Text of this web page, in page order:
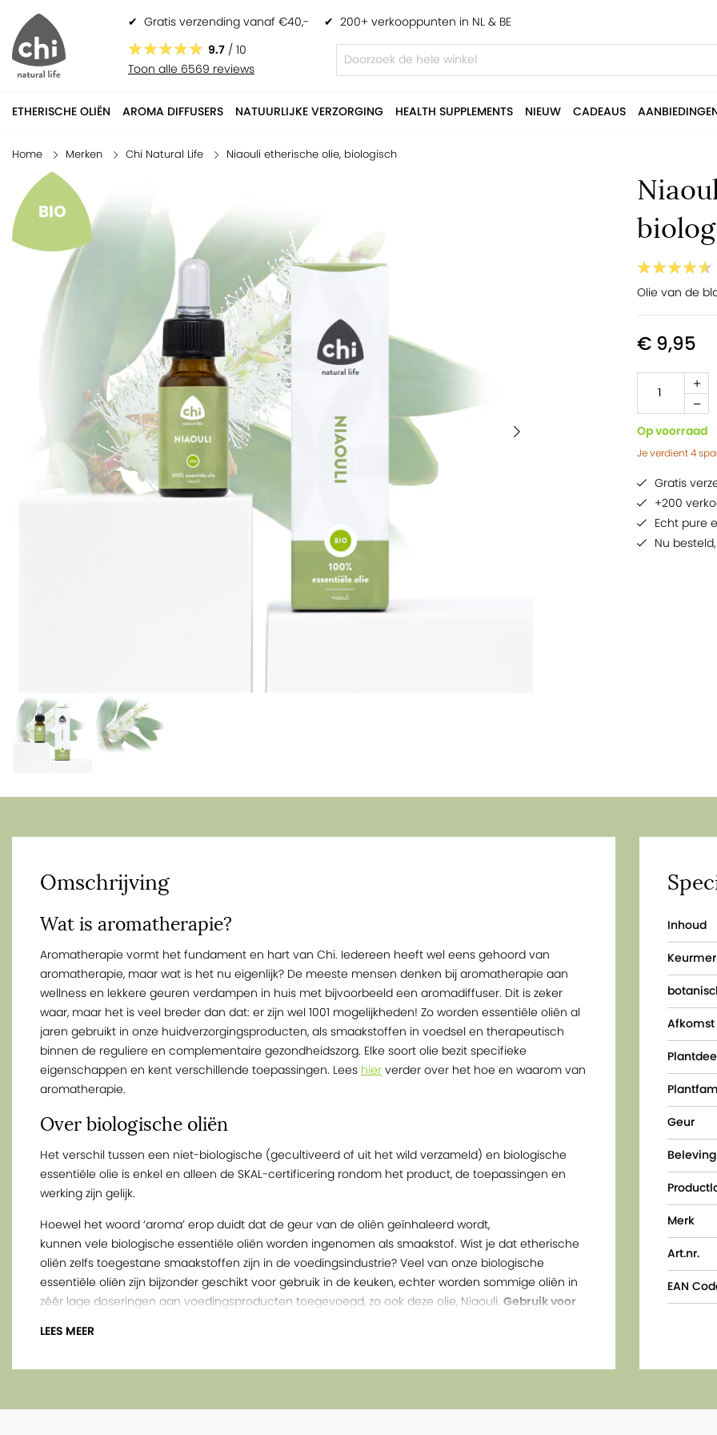
✔ Gratis verzending vanaf €40,- ✔ 200+ verkooppunten in NL & BE
9.7 / 10
Toon alle 6569 reviews
ETHERISCHE OLIËN AROMA DIFFUSERS NATUURLIJKE VERZORGING HEALTH SUPPLEMENTS NIEUW CADEAUS
Home Merken Chi Natural Life Niaouli etherische olie, biologisch
BIO
Olie van de
Niaouli etherische olie, biologisch
€ 9,95
Op voorraad
Je verdient 4
Gratis
+200
Echt pure
Nu
Omschrijving
Wat is aromatherapie?
Aromatherapie vormt het fundament en hart van Chi. Iedereen heeft wel eens gehoord van
aromatherapie, maar wat is het nu eigenlijk? De meeste mensen denken bij aromatherapie aan
wellness en lekkere geuren verdampen in huis met bijvoorbeeld een aromadiffuser. Dit is zeker
waar, maar het is veel breder dan dat: er zijn wel 1001 mogelijkheden! Zo worden essentiële oliën al
jaren gebruikt in onze huidverzorgingsproducten, als smaakstoffen in voedsel en therapeutisch
binnen de reguliere en complementaire gezondheidszorg. Elke soort olie bezit specifieke
eigenschappen en kent verschillende toepassingen. Lees hier verder over het hoe en waarom van
aromatherapie.
Over biologische oliën
Het verschil tussen een niet-biologische (gecultiveerd of uit het wild verzameld) en biologische
essentiële olie is enkel en alleen de SKAL-certificering rondom het product, de toepassingen en
werking zijn gelijk.
Hoewel het woord ‘aroma’ erop duidt dat de geur van de oliën geïnhaleerd wordt,
kunnen vele biologische essentiële oliën worden ingenomen als smaakstof. Wist je dat etherische
oliën zelfs toegestane smaakstoffen zijn in de voedingsindustrie? Veel van onze biologische
essentiële oliën zijn bijzonder geschikt voor gebruik in de keuken, echter worden sommige oliën in
zéér lage doseringen aan voedingsproducten toegevoegd, zo ook deze olie, Niaouli. Gebruik voor
LEES MEER
Inhoud
Afkomst
Geur
Beleving
Merk
Art.nr.
EAN